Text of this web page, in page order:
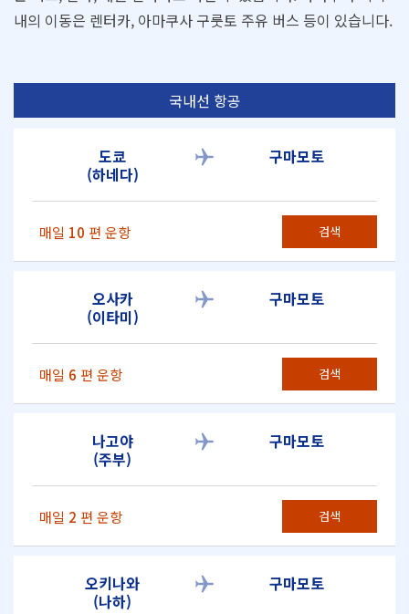
내의 이동은 렌터카, 아마쿠사 구룻토 주유 버스 등이 있습니다.
국내선 항공
도쿄
(하네다)
구마모토
매일 10 편 운항 검색
오사카
(이타미)
구마모토
매일 6 편 운항 검색
나고야
(주부)
구마모토
매일 2 편 운항 검색
오키나와
(나하)
구마모토